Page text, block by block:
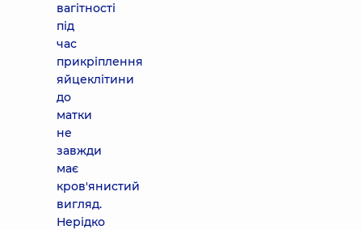
вагітності
під
час
прикріплення
яйцеклітини
до
матки
не
завжди
має
кров'янистий
вигляд.
Нерідко